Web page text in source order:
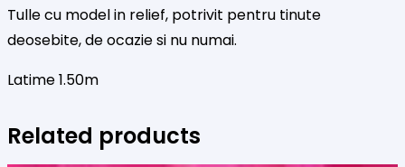
buline
negre
Tulle cu model in relief, potrivit pentru tinute
deosebite, de ocazie si nu numai.
Latime 1.50m
Related products